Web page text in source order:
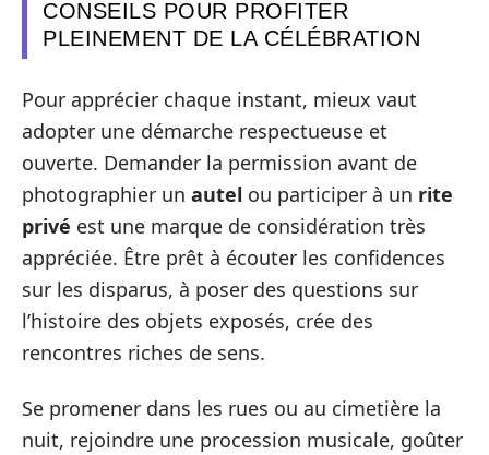
CONSEILS POUR PROFITER
PLEINEMENT DE LA CÉLÉBRATION
Pour apprécier chaque instant, mieux vaut
adopter une démarche respectueuse et
ouverte. Demander la permission avant de
photographier un autel ou participer à un rite
privé est une marque de considération très
appréciée. Être prêt à écouter les confidences
sur les disparus, à poser des questions sur
l’histoire des objets exposés, crée des
rencontres riches de sens.
Se promener dans les rues ou au cimetière la
nuit, rejoindre une procession musicale, goûter